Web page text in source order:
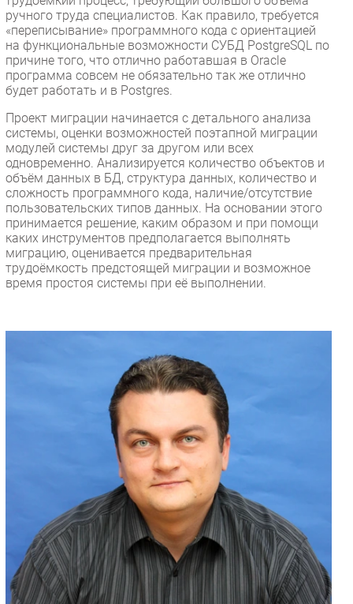
ручного труда специалистов. Как правило, требуется
«переписывание» программного кода с ориентацией
на функциональные возможности СУБД PostgreSQL по
причине того, что отлично работавшая в Oracle
программа совсем не обязательно так же отлично
будет работать и в Postgres.
Проект миграции начинается с детального анализа
системы, оценки возможностей поэтапной миграции
модулей системы друг за другом или всех
одновременно. Анализируется количество объектов и
объём данных в БД, структура данных, количество и
сложность программного кода, наличие/отсутствие
пользовательских типов данных. На основании этого
принимается решение, каким образом и при помощи
каких инструментов предполагается выполнять
миграцию, оценивается предварительная
трудоёмкость предстоящей миграции и возможное
время простоя системы при её выполнении.